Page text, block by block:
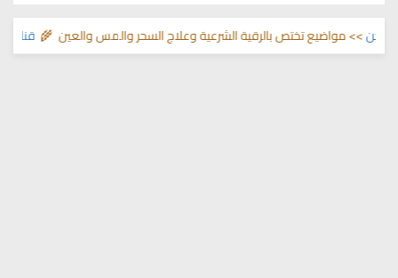
قناة>> مواضيع تختص بالرقية الشرعية وعلاج السحر والمس والعين 🌾